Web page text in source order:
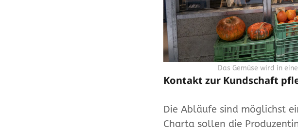
Das Gemüse wird in
Kontakt zur Kundschaft
Die Abläufe sind möglichst
Charta sollen die